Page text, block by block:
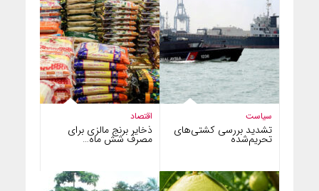
اقتصاد
ذخایر برنج مالزی برای
مصرف شش ماه…
سیاست
تشدید بررسی کشتی‌های
تحریم‌شده